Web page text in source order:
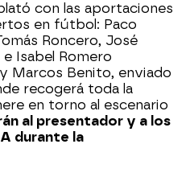
con las aportaciones
en fútbol: Paco
Roncero, José
Isabel Romero
Marcos Benito, enviado
recogerá toda la
en torno al escenario
al presentador y a los
durante la